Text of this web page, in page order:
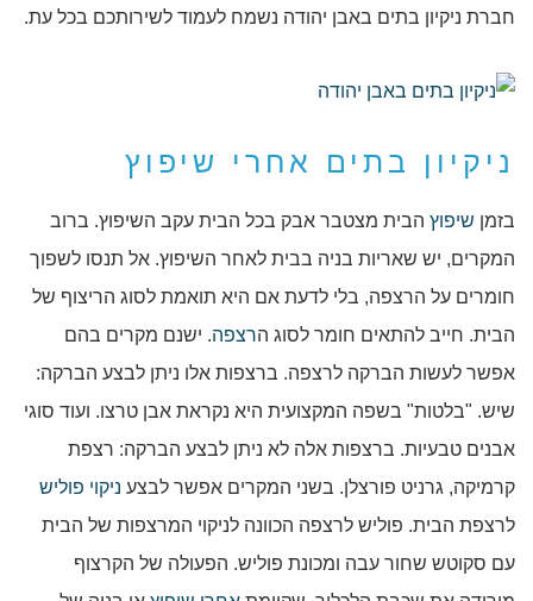
חברת ניקיון בתים באבן יהודה נשמח לעמוד לשירותכם בכל עת.
ניקיון בתים אחרי שיפוץ
בזמן שיפוץ הבית מצטבר אבק בכל הבית עקב השיפוץ. ברוב
המקרים, יש שאריות בניה בבית לאחר השיפוץ. אל תנסו לשפוך
חומרים על הרצפה, בלי לדעת אם היא תואמת לסוג הריצוף של
הבית. חייב להתאים חומר לסוג הרצפה. ישנם מקרים בהם
אפשר לעשות הברקה לרצפה. ברצפות אלו ניתן לבצע הברקה:
שיש. "בלטות" בשפה המקצועית היא נקראת אבן טרצו. ועוד סוגי
אבנים טבעיות. ברצפות אלה לא ניתן לבצע הברקה: רצפת
קרמיקה, גרניט פורצלן. בשני המקרים אפשר לבצע ניקוי פוליש
לרצפת הבית. פוליש לרצפה הכוונה לניקוי המרצפות של הבית
עם סקוטש שחור עבה ומכונת פוליש. הפעולה של הקרצוף